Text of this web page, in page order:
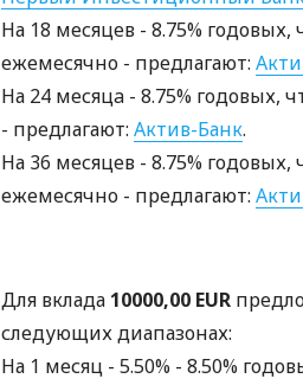
На 18 месяцев - 8.75% годовых,
ежемесячно - предлагают:
На 24 месяцa - 8.75% годовых,
- предлагают: Актив-Банк.
На 36 месяцев - 8.75% годовых,
ежемесячно - предлагают:
Для вклада 10000,00 EUR
следующих диапазонах:
На 1 месяц - 5.50% - 8.50%